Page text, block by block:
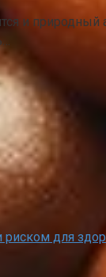
и
для